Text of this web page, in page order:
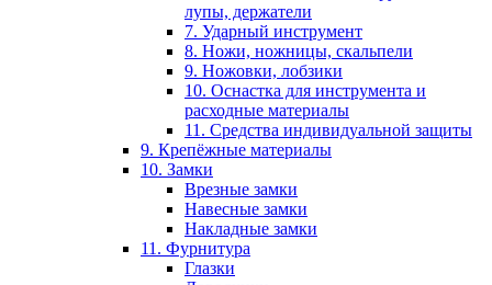
лупы, держатели
7. Ударный инструмент
8. Ножи, ножницы, скальпели
9. Ножовки, лобзики
10. Оснастка для инструмента и
расходные материалы
11. Средства индивидуальной защиты
9. Крепёжные материалы
10. Замки
Врезные замки
Навесные замки
Накладные замки
11. Фурнитура
Глазки